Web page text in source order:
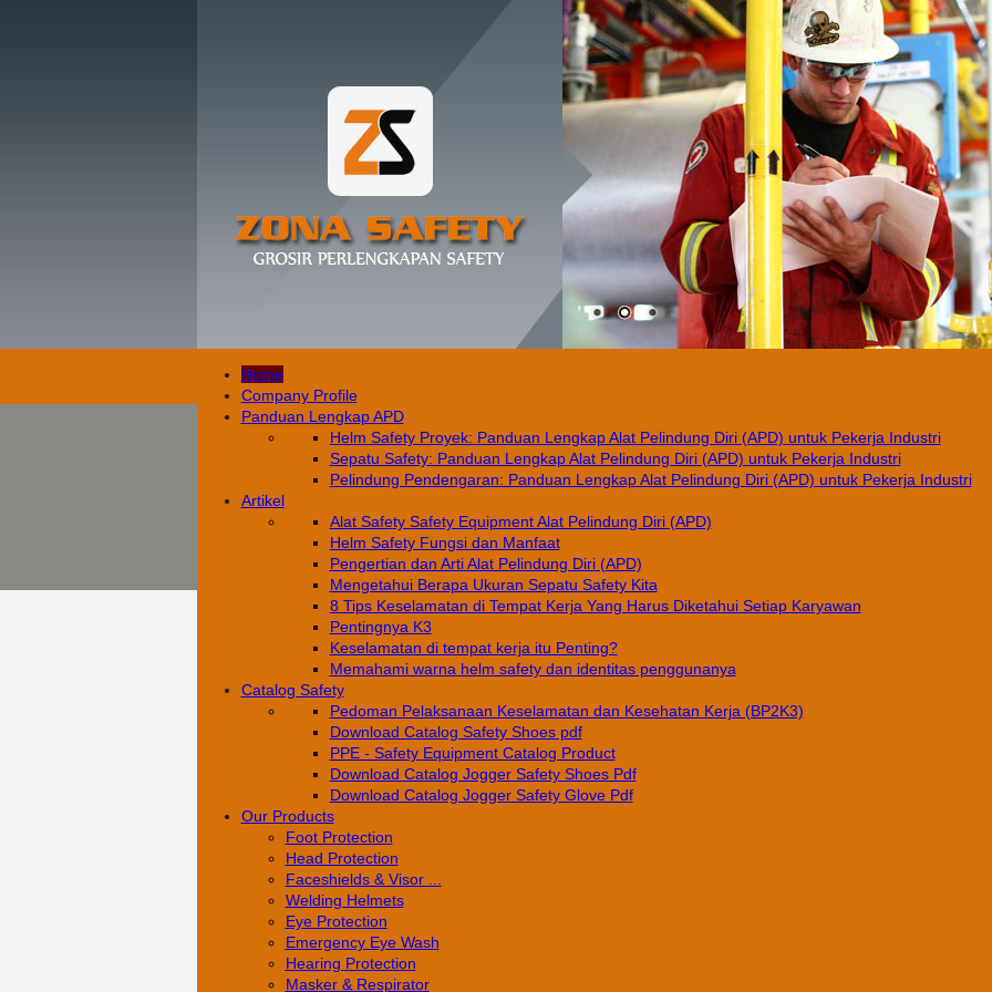
Home
Company Profile
Panduan Lengkap APD
Helm Safety Proyek: Panduan Lengkap Alat Pelindung Diri (APD) untuk Pekerja Industri
Sepatu Safety: Panduan Lengkap Alat Pelindung Diri (APD) untuk Pekerja Industri
Pelindung Pendengaran: Panduan Lengkap Alat Pelindung Diri (APD) untuk Pekerja Industri
Artikel
Alat Safety Safety Equipment Alat Pelindung Diri (APD)
Helm Safety Fungsi dan Manfaat
Pengertian dan Arti Alat Pelindung Diri (APD)
Mengetahui Berapa Ukuran Sepatu Safety Kita
8 Tips Keselamatan di Tempat Kerja Yang Harus Diketahui Setiap Karyawan
Pentingnya K3
Keselamatan di tempat kerja itu Penting?
Memahami warna helm safety dan identitas penggunanya
Catalog Safety
Pedoman Pelaksanaan Keselamatan dan Kesehatan Kerja (BP2K3)
Download Catalog Safety Shoes pdf
PPE - Safety Equipment Catalog Product
Download Catalog Jogger Safety Shoes Pdf
Download Catalog Jogger Safety Glove Pdf
Our Products
Foot Protection
Head Protection
Faceshields & Visor ...
Welding Helmets
Eye Protection
Emergency Eye Wash
Hearing Protection
Masker & Respirator